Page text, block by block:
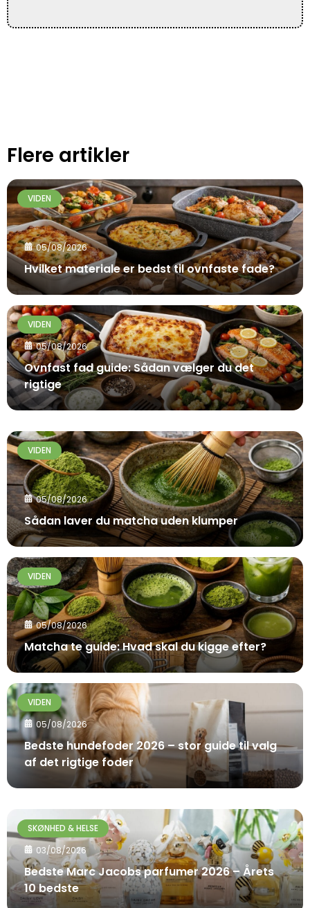
Flere artikler
VIDEN
05/08/2026
Hvilket materiale er bedst til ovnfaste fade?
VIDEN
05/08/2026
Ovnfast fad guide: Sådan vælger du det
rigtige
VIDEN
05/08/2026
Sådan laver du matcha uden klumper
VIDEN
05/08/2026
Matcha te guide: Hvad skal du kigge efter?
VIDEN
05/08/2026
Bedste hundefoder 2026 – stor guide til valg
af det rigtige foder
SKØNHED & HELSE
03/08/2026
Bedste Marc Jacobs parfumer 2026 – Årets
10 bedste